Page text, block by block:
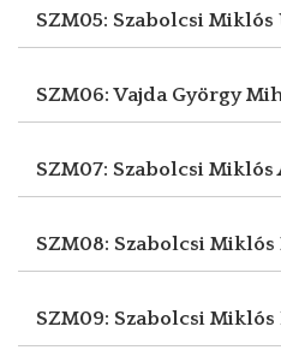
SZM05: Szabolcsi Miklós
SZM06: Vajda György
SZM07: Szabolcsi Miklós
SZM08: Szabolcsi Miklós
SZM09: Szabolcsi Miklós